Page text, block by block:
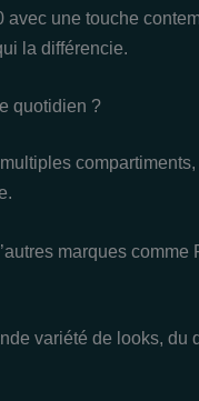
une touche
la différencie.
quotidien ?
marques comme
variété de looks, du